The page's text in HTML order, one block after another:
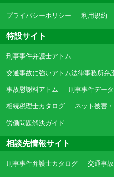
プライバシーポリシー 利用規約
特設サイト
刑事事件弁護士アトム
交通事故に強いアトム法律事務所弁
事故慰謝料アトム 刑事事件デー
相続税理士カタログ ネット被害
労働問題解決ガイド
相談先情報サイト
刑事事件弁護士カタログ 交通事